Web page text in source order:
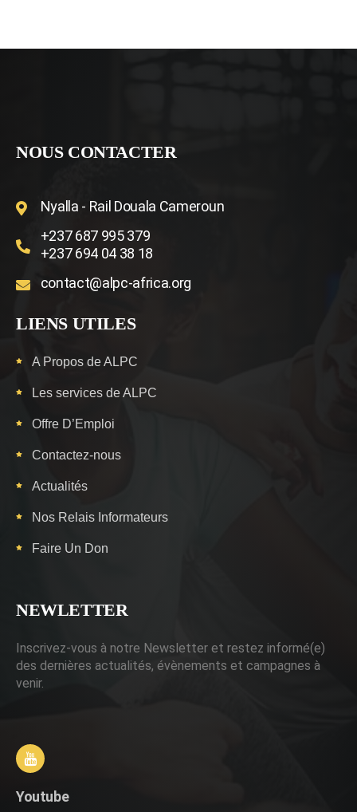
NOUS CONTACTER
Nyalla - Rail Douala Cameroun
+237 687 995 379
+237 694 04 38 18
contact@alpc-africa.org
LIENS UTILES
A Propos de ALPC
Les services de ALPC
Offre D’Emploi
Contactez-nous
Actualités
Nos Relais Informateurs
Faire Un Don
NEWLETTER
Inscrivez-vous à notre Newsletter et restez informé(e)
des dernières actualités, évènements et campagnes à
venir.
Youtube